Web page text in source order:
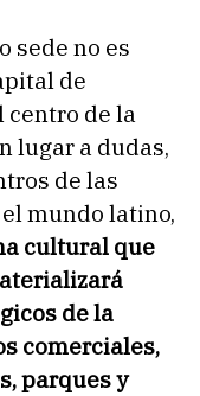
sede no es
de
centro de la
lugar a dudas,
de las
mundo latino,
cultural que
de la
comerciales,
parques y